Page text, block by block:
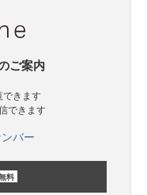
ご案内
できます
できます
バー
料